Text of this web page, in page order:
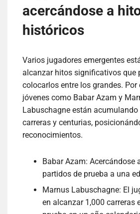
acercándose a
históricos
Varios jugadores emergentes
alcanzar hitos significativos que
colocarlos entre los grandes.
jóvenes como Babar Azam y
Labuschagne están
carreras y centurias,
reconocimientos.
Babar Azam: Acercándose
partidos de prueba a una
Marnus Labuschagne: El
en alcanzar 1,000 carreras